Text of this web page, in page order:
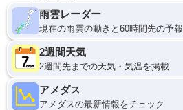
雨雲レーダー
現在の雨雲の動きと60時間先の予報
2週間天気
2週間先までの天気・気温を掲載
アメダス
アメダスの最新情報をチェック